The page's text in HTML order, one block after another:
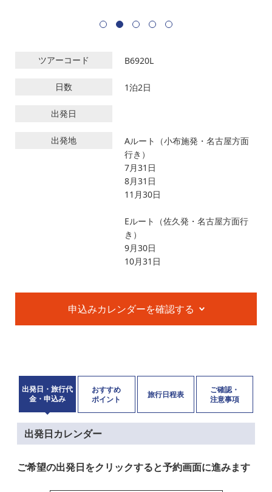
ツアーコード B6920L
日数 1泊2日
出発日
出発地
Aルート（小布施発・名古屋方面
行き）
7月31日
8月31日
11月30日
Eルート（佐久発・名古屋方面行
き）
9月30日
10月31日
申込みカレンダーを確認する
出発日・旅行代
金・申込み
おすすめ
ポイント
旅行日程表
ご確認・
注意事項
出発日カレンダー
ご希望の出発日をクリックすると予約画面に進みます